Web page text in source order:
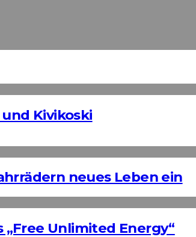
Kivikoski
neues Leben ein
„Free Unlimited Energy“